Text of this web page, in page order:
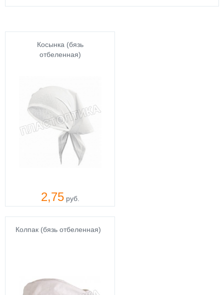
Косынка (бязь
отбеленная)
2,75руб.
Колпак (бязь отбеленная)